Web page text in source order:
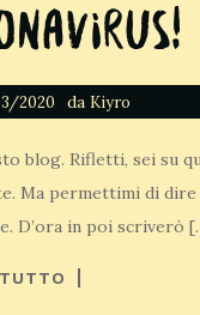
2020 da Kiyro
blog. Rifletti, sei su
Ma permettimi di
D’ora in poi scriverò